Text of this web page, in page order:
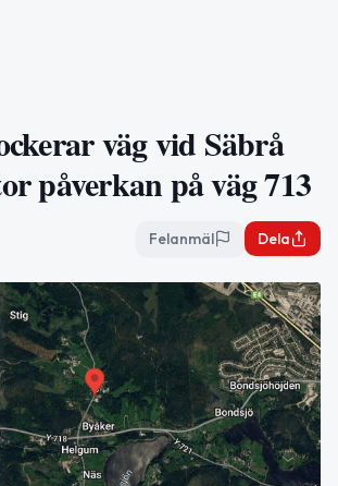
väg vid Säbrå
påverkan på väg 713
Felanmäl Dela